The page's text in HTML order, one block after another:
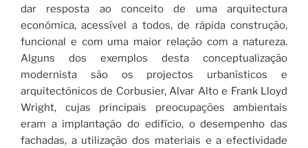
dar resposta ao conceito de uma arquitectura
económica, acessível a todos, de rápida construção,
funcional e com uma maior relação com a natureza.
Alguns dos exemplos desta conceptualização
modernista são os projectos urbanísticos e
arquitectónicos de Corbusier, Alvar Alto e Frank Lloyd
Wright, cujas principais preocupações ambientais
eram a implantação do edifício, o desempenho das
fachadas, a utilização dos materiais e a efectividade